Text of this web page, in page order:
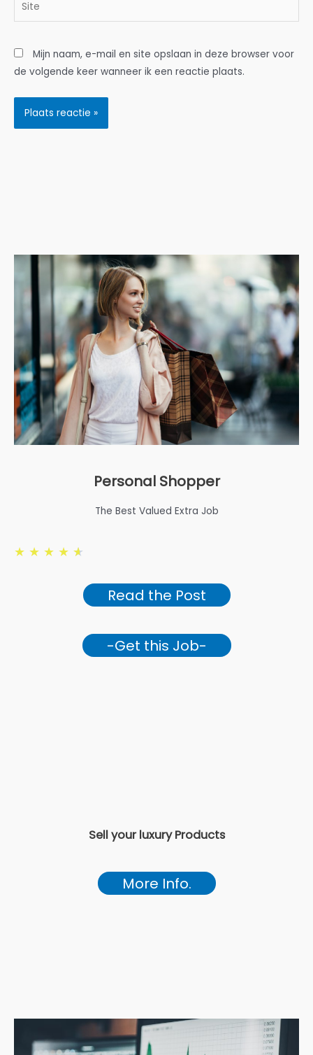
Mijn naam, e-mail en site opslaan in deze browser voor
de volgende keer wanneer ik een reactie plaats.
Personal Shopper
The Best Valued Extra Job
★ ★ ★ ★ ★
Read the Post
-Get this Job-
Sell your luxury Products
More Info.